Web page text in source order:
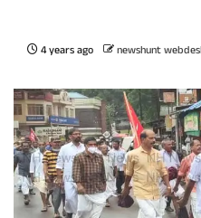
4 years ago newshunt